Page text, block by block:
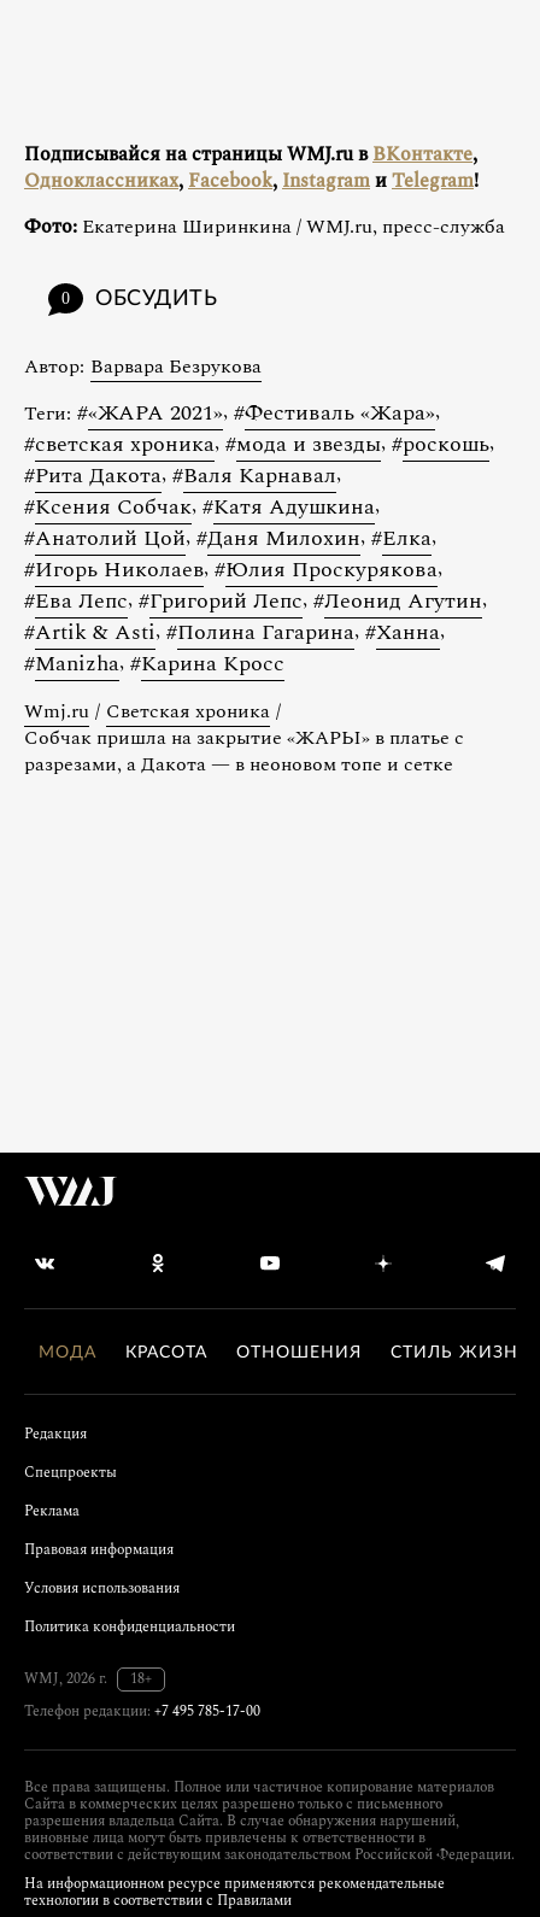
Подписывайся на страницы WMJ.ru вВКонтакте,
Одноклассниках,Facebook,InstagramиTelegram!
Фото: Екатерина Ширинкина / WMJ.ru, пресс-служба
0 ОБСУДИТЬ
Автор: Варвара Безрукова
Теги: #«ЖАРА 2021», #Фестиваль «Жара»,
#светская хроника, #мода и звезды, #роскошь,
#Рита Дакота, #Валя Карнавал,
#Ксения Собчак, #Катя Адушкина,
#Анатолий Цой, #Даня Милохин, #Елка,
#Игорь Николаев, #Юлия Проскурякова,
#Ева Лепс, #Григорий Лепс, #Леонид Агутин,
#Artik & Asti, #Полина Гагарина, #Ханна,
#Manizha, #Карина Кросс
Wmj.ru / Светская хроника /
Собчак пришла на закрытие «ЖАРЫ» в платье с
разрезами, а Дакота — в неоновом топе и сетке
МОДА КРАСОТА ОТНОШЕНИЯ СТИЛЬ ЖИЗНИ
Редакция
Спецпроекты
Реклама
Правовая информация
Условия использования
Политика конфиденциальности
WMJ, 2026 г.
18+
Телефон редакции: +7 495 785-17-00
Все права защищены. Полное или частичное копирование материалов
Сайта в коммерческих целях разрешено только с письменного
разрешения владельца Сайта. В случае обнаружения нарушений,
виновные лица могут быть привлечены к ответственности в
соответствии с действующим законодательством Российской Федерации.
На информационном ресурсе применяются рекомендательные
технологии в соответствии с Правилами